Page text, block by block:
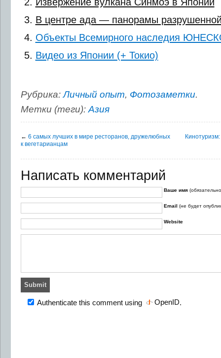
В центре ада — панорамы
Объекты Всемирного наследия
Видео из Японии (+ Токио)
Рубрика:Личный опыт, Фотозаметки.
Метки (теги):Азия
← 6 самых лучших в мире ресторанов, дружелюбных
к вегетарианцам
Написать комментарий
Ваше имя
Email (не будет
Website
Authenticate this comment using OpenID.